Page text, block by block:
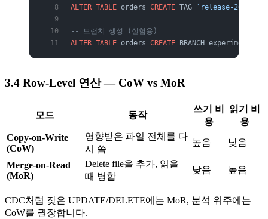
ALTER TABLE orders CREATE TAG `release-2026-Q2`
-- 브랜치 생성 (실험용)
ALTER TABLE orders CREATE BRANCH experimental;
3.4 Row-Level 연산 — CoW vs MoR
모드 동작
쓰기 비
용
읽기 비
용
Copy-on-Write
(CoW)
영향받은 파일 전체를 다
시 씀
높음 낮음
Merge-on-Read
(MoR)
Delete file을 추가, 읽을
때 병합
낮음 높음
CDC처럼 잦은 UPDATE/DELETE에는 MoR, 분석 위주에는
CoW를 권장합니다.